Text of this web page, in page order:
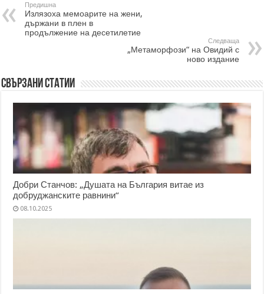
Предишна
Излязоха мемоарите на жени,
държани в плен в
продължение на десетилетие
Следваща
„Метаморфози“ на Овидий с
ново издание
Свързани статии
Добри Станчов: „Душата на България витае из
добруджанските равнини“
08.10.2025